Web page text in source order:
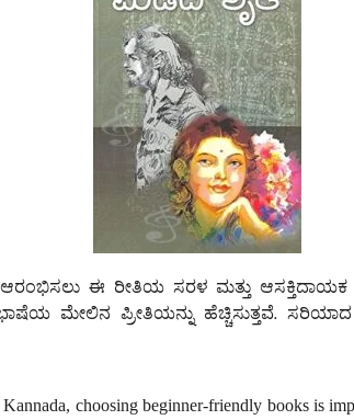
ಈ ರೀತಿಯ ಸರಳ ಮತ್ತು ಆಸಕ್ತಿದಾಯಕ
ಮೇಲಿನ ಪ್ರೀತಿಯನ್ನು ಹೆಚ್ಚಿಸುತ್ತವೆ.
choosing beginner-friendly books is